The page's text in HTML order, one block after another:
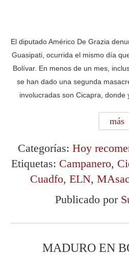
El diputado Américo De Grazia
Guasipati, ocurrida el mismo día
Bolívar. En menos de un mes,
se han dado una segunda
involucradas son Cicapra,
más
Categorías: Hoy
Etiquetas: Campanero,
Cuadfo, ELN,
Publicado por
MADURO EN